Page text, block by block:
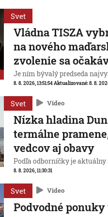
Svet
Vládna TISZA
na nového
zvolenie sa
Je ním bývalý predseda
8. 8. 2026, 13:51:54 Aktualizované:8. 8.
Svet Video
Nízka hladina
termálne
vedcov aj obavy
Podľa odborníčky je
8. 8. 2026, 11:30:31
Svet Video
Podvodné